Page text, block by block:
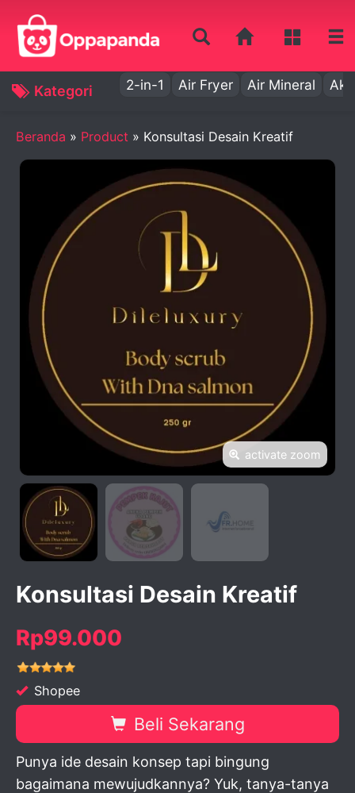
Kategori 2-in-1 Air Fryer Air Mineral Aki
Beranda » Product » Konsultasi Desain Kreatif
activate zoom
Konsultasi Desain Kreatif
Rp99.000
Shopee
Beli Sekarang
Punya ide desain konsep tapi bingung
bagaimana mewujudkannya? Yuk, tanya-tanya